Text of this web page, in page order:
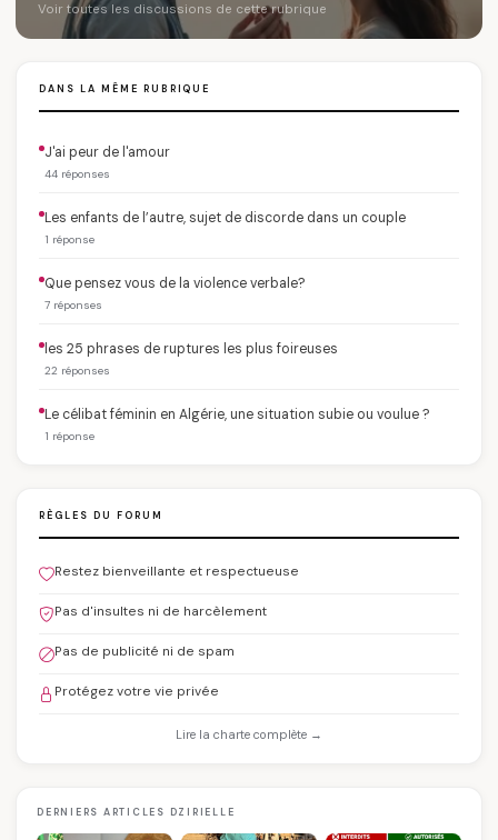
Voir toutes les discussions de cette rubrique
DANS LA MÊME RUBRIQUE
J'ai peur de l'amour
44 réponses
Les enfants de l’autre, sujet de discorde dans un couple
1 réponse
Que pensez vous de la violence verbale?
7 réponses
les 25 phrases de ruptures les plus foireuses
22 réponses
Le célibat féminin en Algérie, une situation subie ou voulue ?
1 réponse
RÈGLES DU FORUM
Restez bienveillante et respectueuse
Pas d'insultes ni de harcèlement
Pas de publicité ni de spam
Protégez votre vie privée
Lire la charte complète →
DERNIERS ARTICLES DZIRIELLE